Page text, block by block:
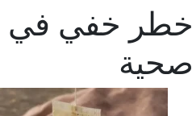
خطر خفي في
صحية